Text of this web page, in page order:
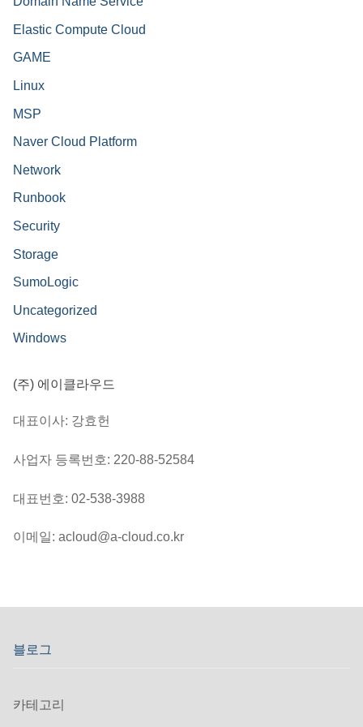
Elastic Compute Cloud
GAME
Linux
MSP
Naver Cloud Platform
Network
Runbook
Security
Storage
SumoLogic
Uncategorized
Windows
(주) 에이클라우드
대표이사: 강효헌
사업자 등록번호: 220-88-52584
대표번호: 02-538-3988
이메일: acloud@a-cloud.co.kr
블로그
카테고리